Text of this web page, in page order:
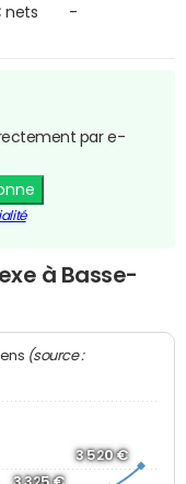
nets
-
par e-
à Basse-
(source :
3 325 €
3 520 €